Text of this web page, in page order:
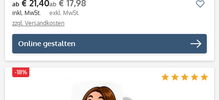
ab € 21,40
inkl. MwSt.
ab € 17,98
exkl. MwSt.
zzgl. Versandkosten
Online gestalten
-18%